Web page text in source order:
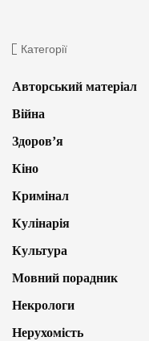
Категорії
Авторський матеріал
Війна
Здоров’я
Кіно
Кримінал
Кулінарія
Культура
Мовний порадник
Некрологи
Нерухомість